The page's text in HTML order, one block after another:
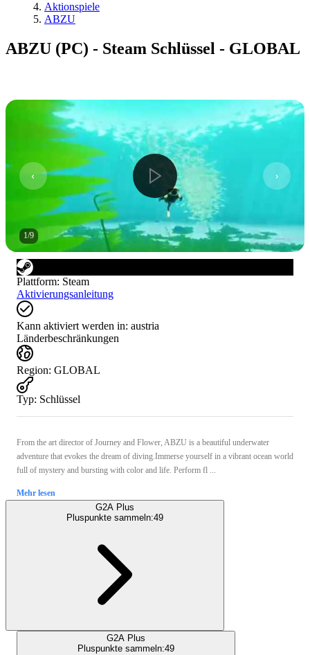
Aktionspiele
ABZU
ABZU (PC) - Steam Schlüssel - GLOBAL
1/9
Plattform: Steam
Aktivierungsanleitung
Kann aktiviert werden in: austria
Länderbeschränkungen
Region: GLOBAL
Typ: Schlüssel
From the art director of Journey and Flower, ABZU is a beautiful underwater
adventure that evokes the dream of diving.Immerse yourself in a vibrant ocean world
full of mystery and bursting with color and life. Perform fl ...
Mehr lesen
G2A Plus
Pluspunkte sammeln:49
G2A Plus
Pluspunkte sammeln:49